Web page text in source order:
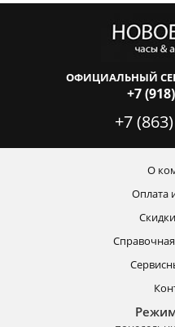
ОФИЦИАЛЬНЫЙ
+7
+7
О
Оплата